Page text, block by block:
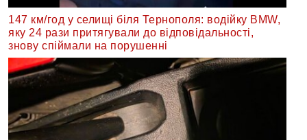
147 км/год у селищі біля Тернополя: водійку BMW,
яку 24 рази притягували до відповідальності,
знову спіймали на порушенні